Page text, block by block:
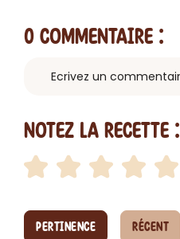
0 Commentaire :
Notez la recette :
PERTINENCE RÉCENT